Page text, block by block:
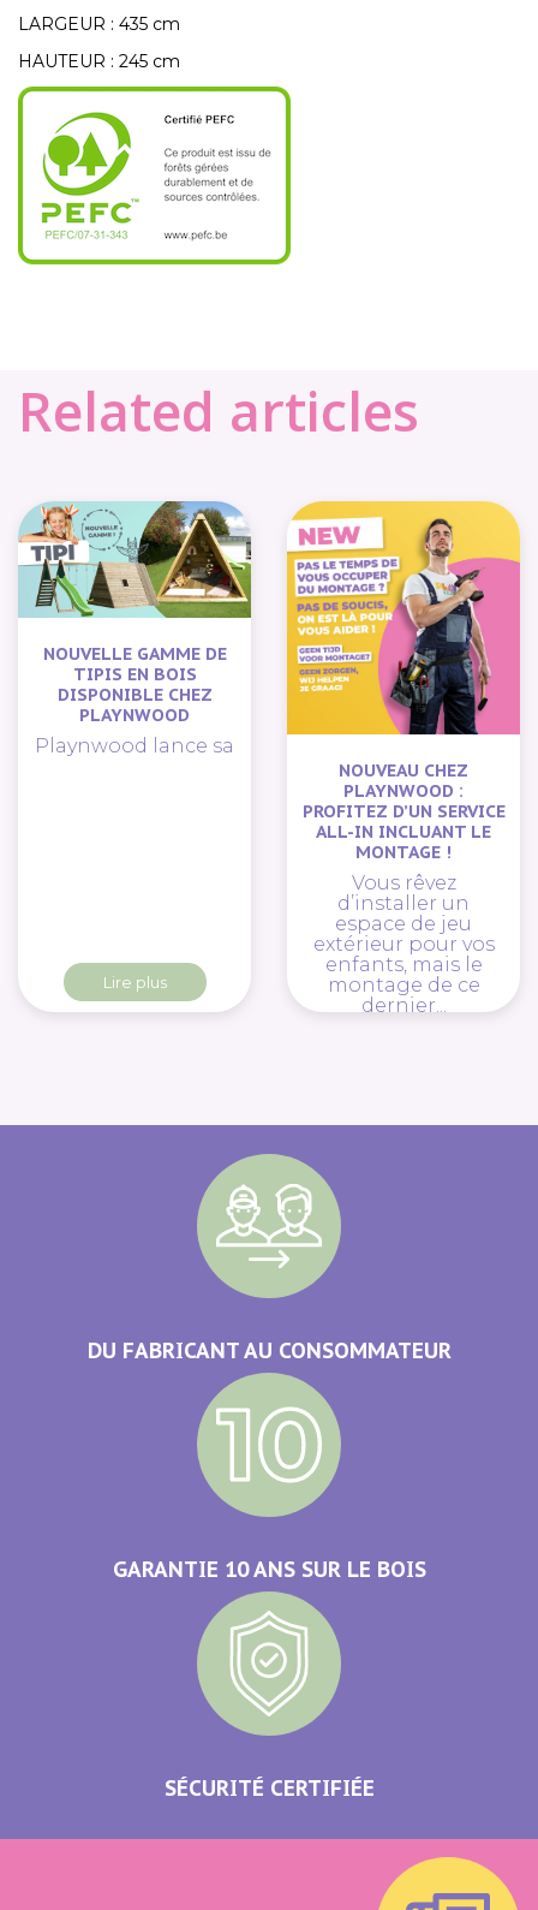
LARGEUR : 435 cm
HAUTEUR : 245 cm
Related articles
NOUVELLE GAMME DE
TIPIS EN BOIS
DISPONIBLE CHEZ
PLAYNWOOD
Playnwood lance sa
Lire plus
NOUVEAU CHEZ
PLAYNWOOD :
PROFITEZ D’UN SERVICE
ALL-IN INCLUANT LE
MONTAGE !
Vous rêvez
d’installer un
espace de jeu
extérieur pour vos
enfants, mais le
montage de ce
dernier...
DU FABRICANT AU CONSOMMATEUR
GARANTIE 10 ANS SUR LE BOIS
SÉCURITÉ CERTIFIÉE